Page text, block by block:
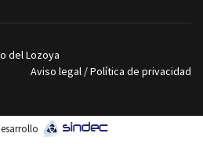
del Lozoya
Aviso legal /Política de privacidad